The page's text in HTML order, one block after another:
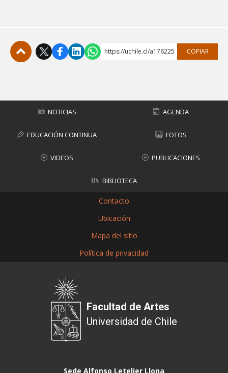
https://uchile.cl/a176225 COPIAR
NOTICIAS AGENDA
EDUCACIÓN CONTINUA FOTOS
VIDEOS PUBLICACIONES
BIBLIOTECA
Contacto
Ubicación
Mapa del sitio
Política de privacidad
Facultad de Artes
Universidad de Chile
Sede Alfonso Letelier Llona